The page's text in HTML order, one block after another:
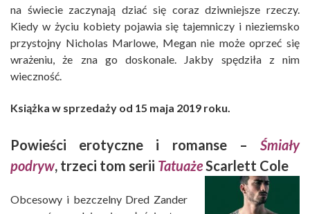
na świecie zaczynają dziać się coraz dziwniejsze rzeczy.
Kiedy w życiu kobiety pojawia się tajemniczy i nieziemsko
przystojny Nicholas Marlowe, Megan nie może oprzeć się
wrażeniu, że zna go doskonale. Jakby spędziła z nim
wieczność.
Książka w sprzedaży od 15 maja 2019 roku.
Powieści erotyczne i romanse – Śmiały
podryw, trzeci tom serii TatuażeScarlett Cole
Obcesowy i bezczelny Dred Zander